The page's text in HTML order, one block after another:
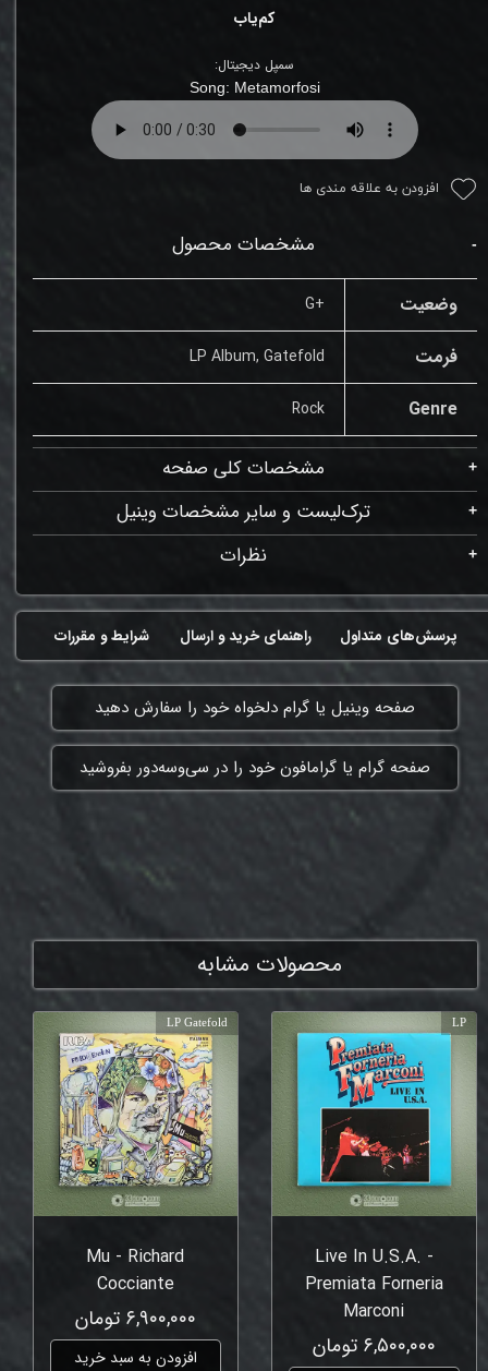
کم‌یاب
سمپل دیجیتال:
Song: Metamorfosi
افزودن به علاقه مندی ها
مشخصات محصول
وضعیت +G
فرمت LP Album, Gatefold
Genre
Rock
مشخصات کلی صفحه
ترک‌لیست و سایر مشخصات وینیل
نظرات
شرایط و مقررات راهنمای خرید و ارسال پرسش‌های متداول
​صفحه وینیل یا گرام دلخواه خود را سفارش دهید
​صفحه گرام یا گرامافون خود را در سی‌وسه‌دور بفروشید
محصولات مشابه
Live In U.S.A. -
Premiata Forneria
Marconi
۶,۵۰۰,۰۰۰ تومان
LP
Mu - Richard
Cocciante
۶,۹۰۰,۰۰۰ تومان
افزودن به سبد خرید
LP Gatefold